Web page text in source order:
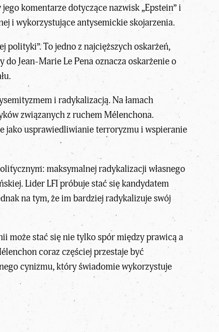
komentarze dotyczące nazwisk „Epstein” i
i wykorzystujące antysemickie skojarzenia.
polityki”. To jedno z najcięższych oskarżeń,
Jean-Marie Le Pena oznacza oskarżenie o
i radykalizacją. Na łamach
związanych z ruchem Mélenchona.
jako usprawiedliwianie terroryzmu i wspieranie
maksymalnej radykalizacji własnego
Lider LFI próbuje stać się kandydatem
na tym, że im bardziej radykalizuje swój
może stać się nie tylko spór między prawicą a
coraz częściej przestaje być
cynizmu, który świadomie wykorzystuje